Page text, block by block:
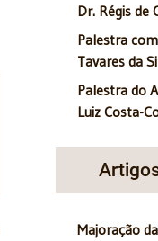
Dr. Régis de
Palestra
Tavares da
Palestra do
Luiz Costa-
Majoração